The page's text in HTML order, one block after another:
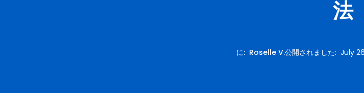
法
に: Roselle V.公開されました: July